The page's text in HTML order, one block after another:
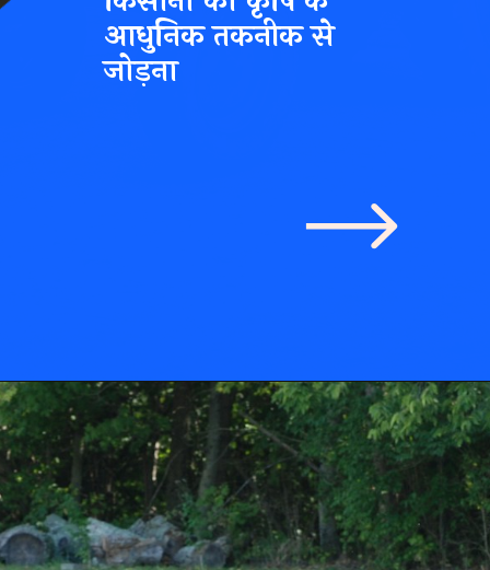
आधुनिक तकनीक से
जोड़ना